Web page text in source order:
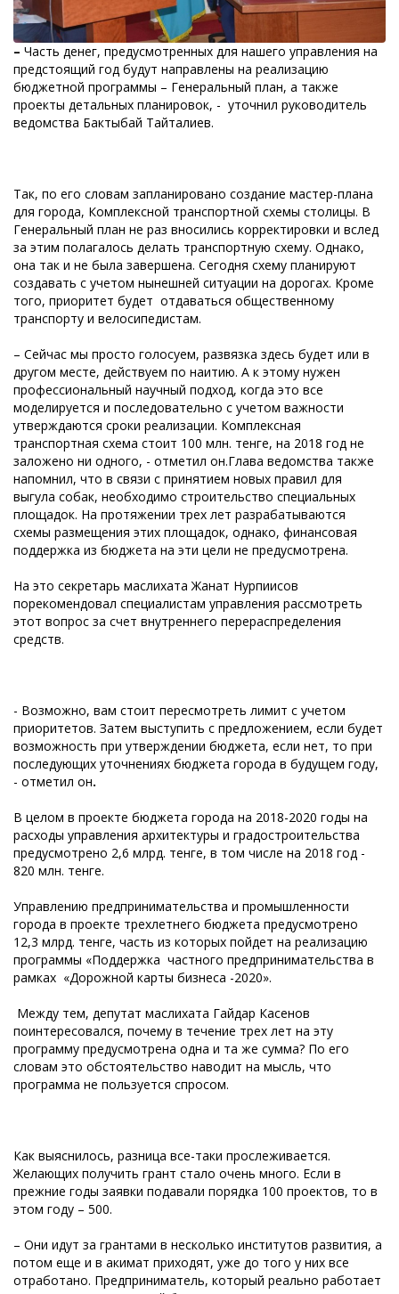
– Часть денег, предусмотренных для нашего управления на
предстоящий год будут направлены на реализацию
бюджетной программы – Генеральный план, а также
проекты детальных планировок, - уточнил руководитель
ведомства Бактыбай Тайталиев.
Так, по его словам запланировано создание мастер-плана
для города, Комплексной транспортной схемы столицы. В
Генеральный план не раз вносились корректировки и вслед
за этим полагалось делать транспортную схему. Однако,
она так и не была завершена. Сегодня схему планируют
создавать с учетом нынешней ситуации на дорогах. Кроме
того, приоритет будет отдаваться общественному
транспорту и велосипедистам.
– Сейчас мы просто голосуем, развязка здесь будет или в
другом месте, действуем по наитию. А к этому нужен
профессиональный научный подход, когда это все
моделируется и последовательно с учетом важности
утверждаются сроки реализации. Комплексная
транспортная схема стоит 100 млн. тенге, на 2018 год не
заложено ни одного, - отметил он.Глава ведомства также
напомнил, что в связи с принятием новых правил для
выгула собак, необходимо строительство специальных
площадок. На протяжении трех лет разрабатываются
схемы размещения этих площадок, однако, финансовая
поддержка из бюджета на эти цели не предусмотрена.
На это секретарь маслихата Жанат Нурпиисов
порекомендовал специалистам управления рассмотреть
этот вопрос за счет внутреннего перераспределения
средств.
- Возможно, вам стоит пересмотреть лимит с учетом
приоритетов. Затем выступить с предложением, если будет
возможность при утверждении бюджета, если нет, то при
последующих уточнениях бюджета города в будущем году,
- отметил он.
В целом в проекте бюджета города на 2018-2020 годы на
расходы управления архитектуры и градостроительства
предусмотрено 2,6 млрд. тенге, в том числе на 2018 год -
820 млн. тенге.
Управлению предпринимательства и промышленности
города в проекте трехлетнего бюджета предусмотрено
12,3 млрд. тенге, часть из которых пойдет на реализацию
программы «Поддержка частного предпринимательства в
рамках «Дорожной карты бизнеса -2020».
Между тем, депутат маслихата Гайдар Касенов
поинтересовался, почему в течение трех лет на эту
программу предусмотрена одна и та же сумма? По его
словам это обстоятельство наводит на мысль, что
программа не пользуется спросом.
Как выяснилось, разница все-таки прослеживается.
Желающих получить грант стало очень много. Если в
прежние годы заявки подавали порядка 100 проектов, то в
этом году – 500.
– Они идут за грантами в несколько институтов развития, а
потом еще и в акимат приходят, уже до того у них все
отработано. Предприниматель, который реально работает